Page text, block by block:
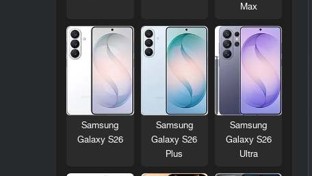
Max
Samsung
Galaxy S26
Ultra
Samsung
Galaxy S26
Plus
Samsung
Galaxy S26